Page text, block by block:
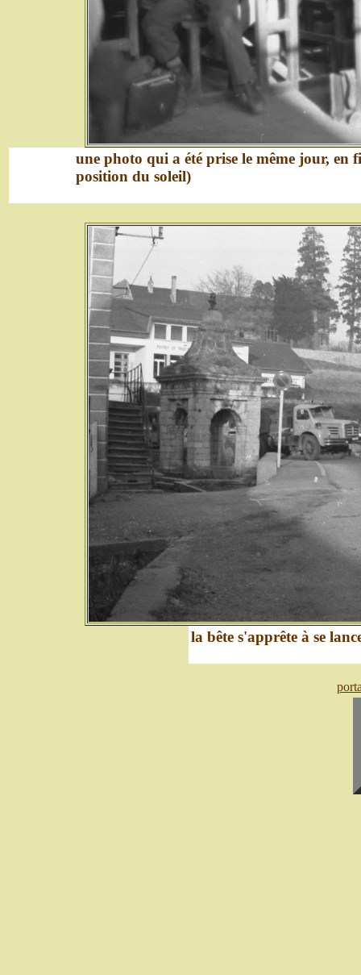
une photo qui a été prise le même jour, en
position du soleil)
la bête s'apprête à se